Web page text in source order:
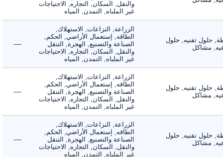
والنقل, السكان, التجاره, الاحتياجات
غير الملباه, التمدن, المياه
حلول تقنيه, حلول
مشاكل
الزراعة, النزاعات, الاستهلاك,
الطاقه, إستعمال الأراضي, الحكم,
الصناعة والتصنيع, الهجرة, التنقل
والنقل, السكان, التجاره, الاحتياجات
غير الملباه, التمدن, المياه
----
حلول تقنيه, حلول
مشاكل
الزراعة, النزاعات, الاستهلاك,
الطاقه, إستعمال الأراضي, الحكم,
الصناعة والتصنيع, الهجرة, التنقل
والنقل, السكان, التجاره, الاحتياجات
غير الملباه, التمدن, المياه
----
حلول تقنيه, حلول
مشاكل
الزراعة, النزاعات, الاستهلاك,
الطاقه, إستعمال الأراضي, الحكم,
الصناعة والتصنيع, الهجرة, التنقل
والنقل, السكان, التجاره, الاحتياجات
غير الملباه, التمدن, المياه
----